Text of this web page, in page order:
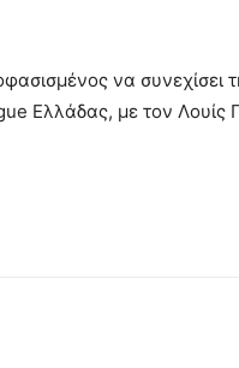
να συνεχίσει
Ελλάδας, με τον Λουίς